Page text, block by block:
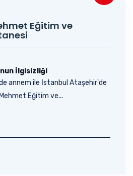
Eğitim ve
İlgisizliği
annem ile İstanbul Ataşehir'de
Eğitim ve...